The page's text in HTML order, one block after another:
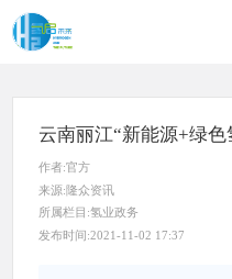
云南丽江“新能源+绿
作者:官方
来源:隆众资讯
所属栏目:氢业政务
发布时间:2021-11-02 17:37